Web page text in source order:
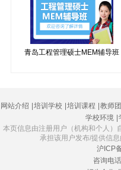
青岛工程管理硕士MEM辅导班
网站介绍 培训学校 培训课程 教师
学校环境
本页信息由注册用户（机构和个人）
承担该用户发布/提供信
沪ICP
咨询电